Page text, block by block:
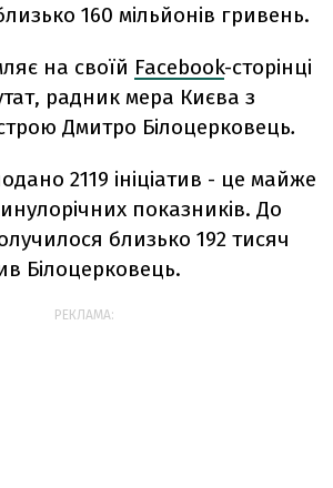
160 мільйонів гривень.
на своїй Facebook-сторінці
радник мера Києва з
Дмитро Білоцерковець.
2119 ініціатив - це майже
показників. До
близько 192 тисяч
Білоцерковець.
РЕКЛАМА: